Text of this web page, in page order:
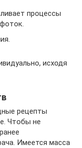
процессы
исходя
рецепты
Чтобы не
Имеется масса